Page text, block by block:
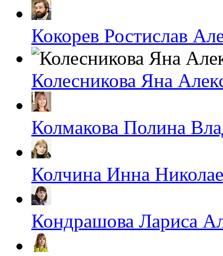
Кокорев Ростислав
Колесникова Яна
Колмакова Полина
Колчина Инна
Кондрашова Лариса